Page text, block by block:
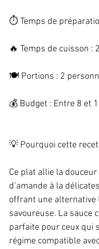
⏱️ Temps de
🔥 Temps de cuisson :
🍽️ Portions : 2
💰 Budget : Entre 8 et
💡 Pourquoi cette
Ce plat allie la
d’amande à la
offrant une alternative
savoureuse. La sauce
parfaite pour ceux qui
régime compatible